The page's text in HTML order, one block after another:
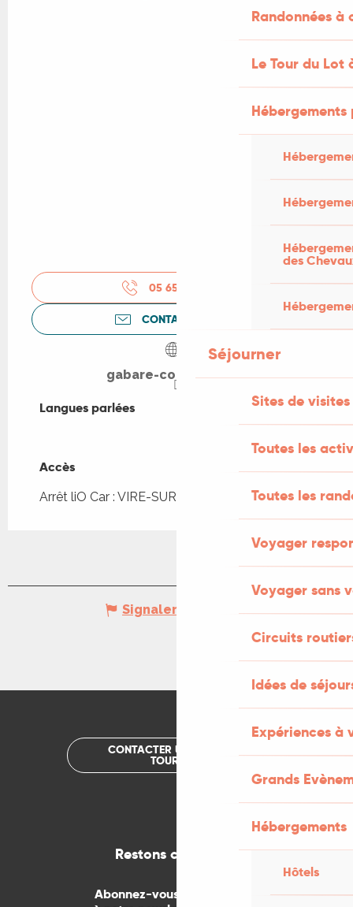
Randonnées
Le Tour du Lot
des
Séjourner
Sites de visites
Toutes les
Toutes les
Voyager
Voyager sans
Circuits
Idées de
Expériences à
Grands
Hébergements
Hôtels
05 65 20 03
CONTACTEZ-NOUS
gabare-copeyre.com
Langues parlées
Langues parlées
Accès
Accès
Arrêt liO Car : VIRE-SUR-LOT - Bourg à 230m
Signaler une erreur
CONTACTER UN OFFICE DE
TOURISME
Restons connectés
Abonnez-vous gratuitement